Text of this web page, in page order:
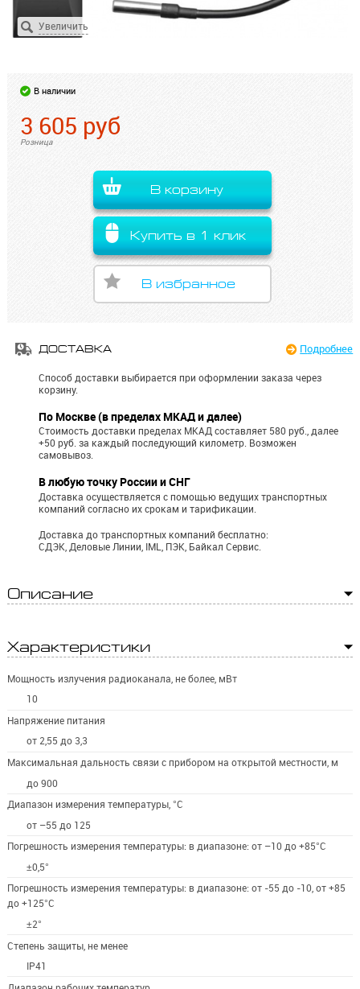
В наличии
3 605 руб
Розница
В корзину
Купить в 1 клик
В избранное
ДОСТАВКА Подробнее
Способ доставки выбирается при оформлении заказа через
корзину.
По Москве (в пределах МКАД и далее)
Стоимость доставки пределах МКАД составляет 580 руб., далее
+50 руб. за каждый последующий километр. Возможен
самовывоз.
В любую точку России и СНГ
Доставка осуществляется с помощью ведущих транспортных
компаний согласно их срокам и тарификации.
Доставка до транспортных компаний бесплатно:
СДЭК, Деловые Линии, IML, ПЭК, Байкал Сервис.
Описание
Характеристики
Мощность излучения радиоканала, не более, мВт
10
Напряжение питания
от 2,55 до 3,3
Максимальная дальность связи с прибором на открытой местности, м
до 900
Диапазон измерения температуры, °С
от –55 до 125
Погрешность измерения температуры: в диапазоне: от –10 до +85°С
±0,5°
Погрешность измерения температуры: в диапазоне: от -55 до -10, от +85
до +125°С
±2°
Степень защиты, не менее
IP41